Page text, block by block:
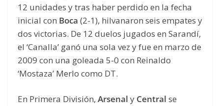
12 unidades y tras haber perdido en la fecha
inicial con Boca (2-1), hilvanaron seis empates y
dos victorias. De 12 duelos jugados en Sarandí,
el ‘Canalla’ ganó una sola vez y fue en marzo de
2009 con una goleada 5-0 con Reinaldo
‘Mostaza’ Merlo como DT.
En Primera División, Arsenal y Central se